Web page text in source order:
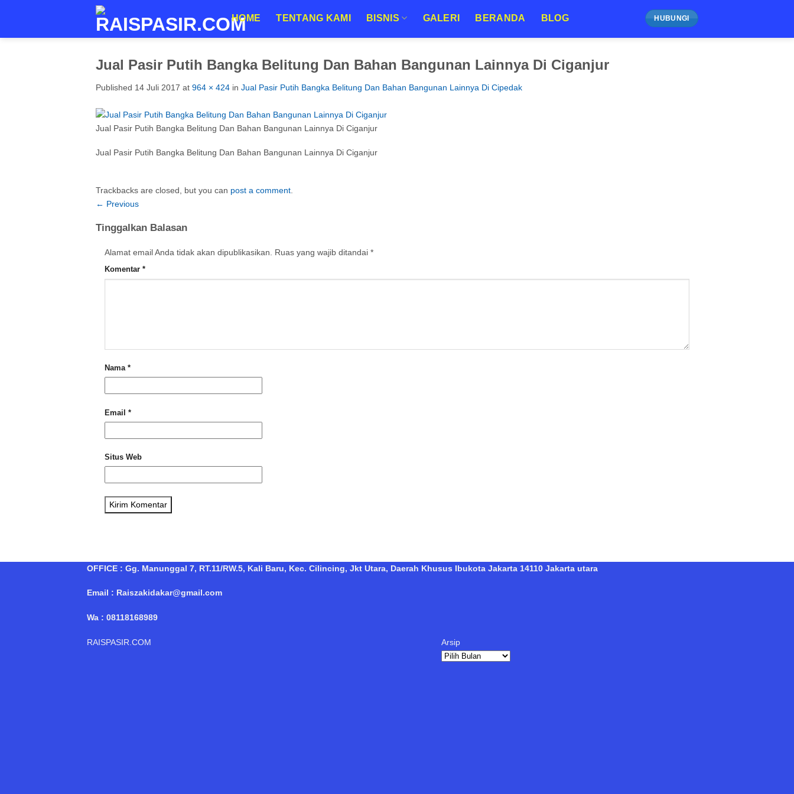
HOME TENTANG KAMI BISNIS GALERI BERANDA BLOG HUBUNGI
Jual Pasir Putih Bangka Belitung Dan Bahan Bangunan Lainnya Di Ciganjur
Published 14 Juli 2017 at 964 × 424 in Jual Pasir Putih Bangka Belitung Dan Bahan Bangunan Lainnya Di Cipedak
Jual Pasir Putih Bangka Belitung Dan Bahan Bangunan Lainnya Di Ciganjur
Jual Pasir Putih Bangka Belitung Dan Bahan Bangunan Lainnya Di Ciganjur
Trackbacks are closed, but you can post a comment
← Previous
Tinggalkan Balasan
Alamat email Anda tidak akan dipublikasikan. Ruas yang wajib ditandai *
Komentar *
Nama *
Email *
Situs Web
OFFICE : Gg. Manunggal 7, RT.11/RW.5, Kali Baru, Kec. Cilincing, Jkt Utara, Daerah Khusus Ibukota Jakarta 14110 Jakarta utara
Email : Raiszakidakar@gmail.com
Wa : 08118168989
RAISPASIR.COM Arsip
Arsip